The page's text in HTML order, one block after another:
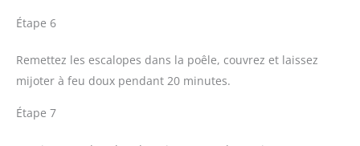
Étape 6
Remettez les escalopes dans la poêle, couvrez et laissez
mijoter à feu doux pendant 20 minutes.
Étape 7